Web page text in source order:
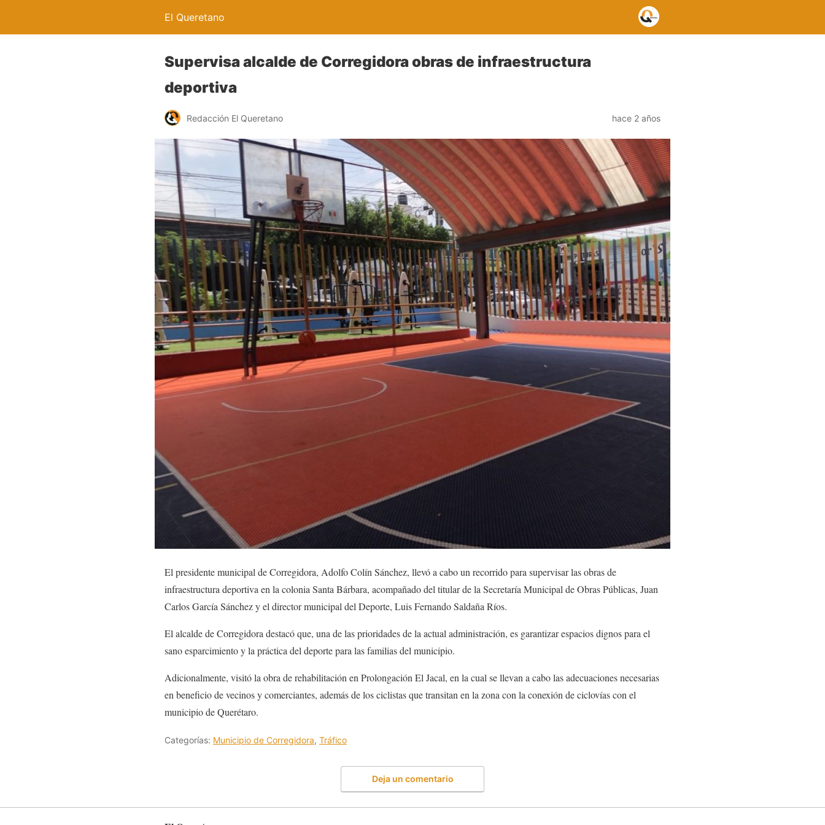
El Queretano
Supervisa alcalde de Corregidora obras de infraestructura
deportiva
Redacción El Queretano hace 2 años
El presidente municipal de Corregidora, Adolfo Colín Sánchez, llevó a cabo un recorrido para supervisar las obras de
infraestructura deportiva en la colonia Santa Bárbara, acompañado del titular de la Secretaría Municipal de Obras Públicas, Juan
Carlos García Sánchez y el director municipal del Deporte, Luis Fernando Saldaña Ríos.
El alcalde de Corregidora destacó que, una de las prioridades de la actual administración, es garantizar espacios dignos para el
sano esparcimiento y la práctica del deporte para las familias del municipio.
Adicionalmente, visitó la obra de rehabilitación en Prolongación El Jacal, en la cual se llevan a cabo las adecuaciones necesarias
en beneficio de vecinos y comerciantes, además de los ciclistas que transitan en la zona con la conexión de ciclovías con el
municipio de Querétaro.
Categorías: Municipio de Corregidora, Tráfico
Deja un comentario